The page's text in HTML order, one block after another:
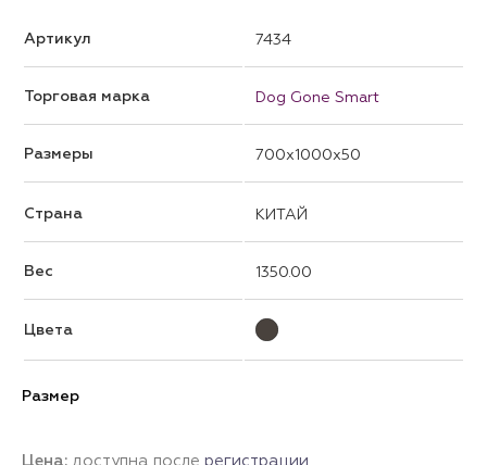
Артикул 7434
Торговая марка Dog Gone Smart
Размеры 700x1000x50
Страна КИТАЙ
Вес 1350.00
Цвета
Размер
Цена: доступна после регистрации